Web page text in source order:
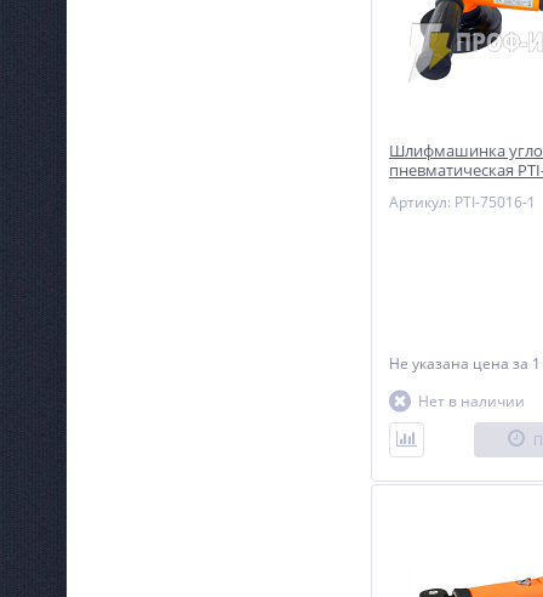
Шлифмашинка
пневматическая
тяжелых условий
Артикул: PTI-75016-1
Не указана цена за 1
Нет в наличии